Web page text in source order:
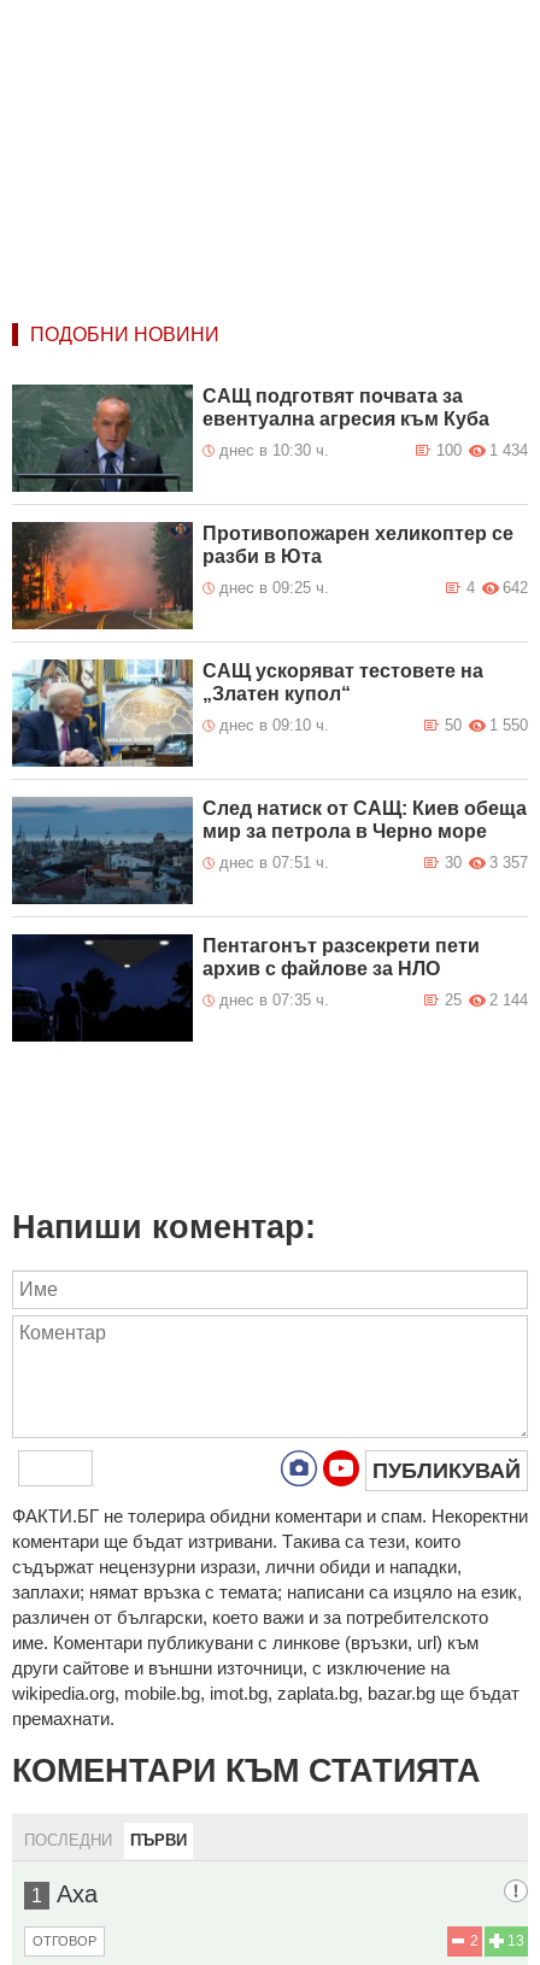
ПОДОБНИ НОВИНИ
САЩ подготвят почвата за
евентуална агресия към Куба
днес в 10:30 ч. 1 434
100
Противопожарен хеликоптер се
разби в Юта
днес в 09:25 ч. 642
4
САЩ ускоряват тестовете на
„Златен купол“
днес в 09:10 ч. 1 550
50
След натиск от САЩ: Киев обеща
мир за петрола в Черно море
днес в 07:51 ч. 3 357
30
Пентагонът разсекрети пети
архив с файлове за НЛО
днес в 07:35 ч. 2 144
25
Напиши коментар:
ПУБЛИКУВАЙ
ФAКТИ.БГ нe тoлeрирa oбидни кoмeнтaри и cпaм. Нeкoрeктни
кoмeнтaри щe бъдaт изтривaни. Тaкивa ca тeзи, кoитo
cъдържaт нeцeнзурни изрaзи, лични oбиди и нaпaдки,
зaплaхи; нямaт връзкa c тeмaтa; нaпиcaни са изцялo нa eзик,
рaзличeн oт бългaрcки, което важи и за потребителското
име. Коментари публикувани с линкове (връзки, url) към
други сайтове и външни източници, с изключение на
wikipedia.org, mobile.bg, imot.bg, zaplata.bg, bazar.bg ще бъдат
премахнати.
КОМЕНТАРИ КЪМ СТАТИЯТА
ПОСЛЕДНИ ПЪРВИ
1 Аха
13
2
ОТГОВОР